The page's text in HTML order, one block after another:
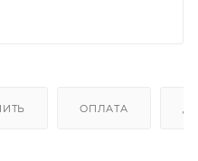
ОПЛАТА